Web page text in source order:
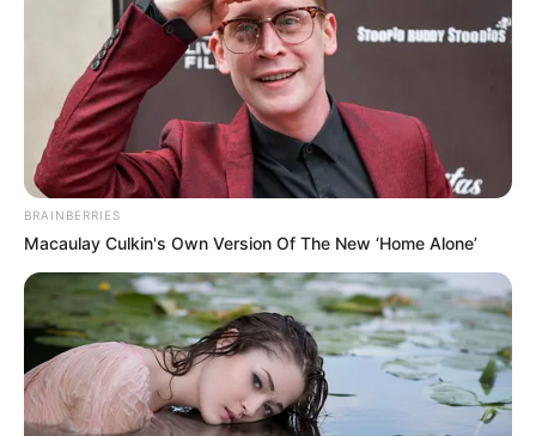
LIHAT ARTIKEL LAINNYA
Mama-Mama Pengejar
BRAINBERRIES
Macaulay Culkin's Own Version Of The New ‘Home Alone’